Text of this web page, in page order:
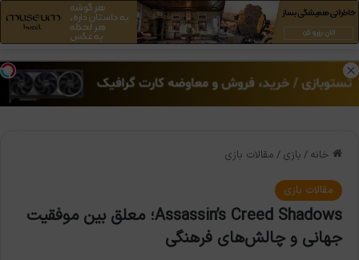
منو
خانه / بازی / مقالات بازی
مقالات بازی
Assassin’s Creed Shadows؛ معلق بین موفقیت
جهانی و چالش‌های فرهنگی